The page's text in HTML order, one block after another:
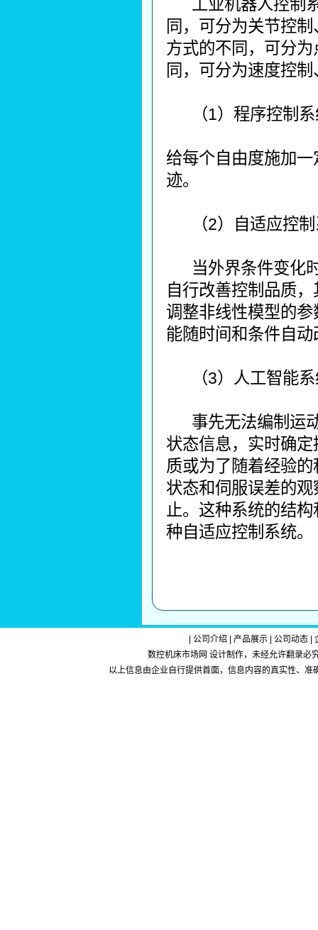
工业机器人控制
同，可分为关节控
方式的不同，可分
同，可分为速度控
（1）程序控制
给每个自由度施加
迹。
（2）自适应控
当外界条件变化
自行改善控制品质
调整非线性模型的
能随时间和条件自动
（3）人工智能
事先无法编制运
状态信息，实时确
质或为了随着经验
状态和伺服误差的
止。这种系统的结
种自适应控制系统。
公司介绍 产品展示| 公司动态|
数控机床市场网 设计制作，未经允许翻录必
以上信息由企业自行提供首面，信息内容的真实性、